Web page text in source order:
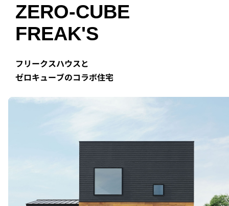
ZERO-CUBE
FREAK'S
フリークスハウスと
ゼロキューブのコラボ住宅